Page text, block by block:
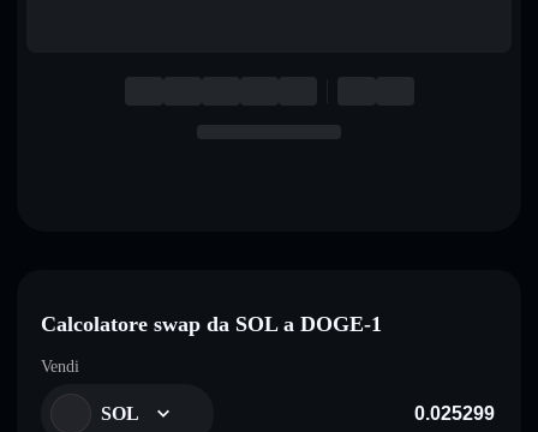
Calcolatore swap da SOL a DOGE-1
Vendi
SOL